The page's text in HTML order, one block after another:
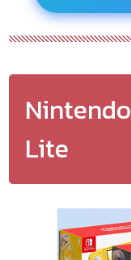
Lite